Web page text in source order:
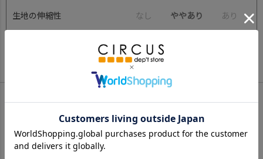
生地の伸縮性 な し ややあり あ り
S(90-100)
39.0 37.0 39.0
M(110-120)
44.0 42.0 46.0
35.0